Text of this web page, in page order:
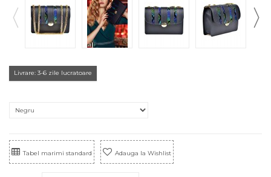
Livrare: 3-6 zile lucratoare
Tabel marimi standard Adauga la Wishlist